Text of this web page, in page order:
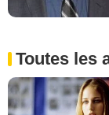
Toutes les